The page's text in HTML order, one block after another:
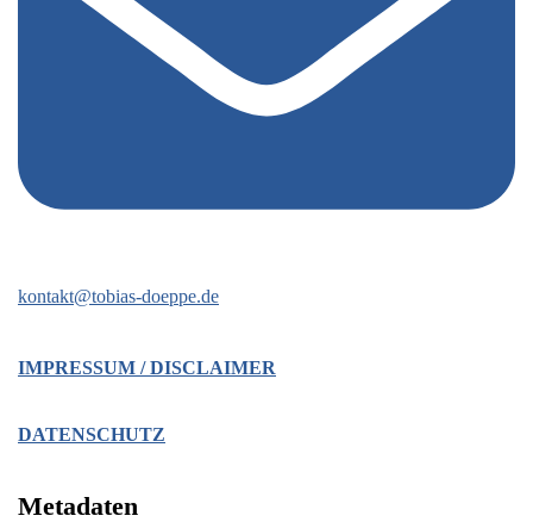
kontakt@tobias-doeppe.de
IMPRESSUM / DISCLAIMER
DATENSCHUTZ
Metadaten